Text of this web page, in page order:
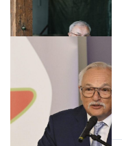
TÁMOGATÓI
TARTALOM
Családi
vállalkozások